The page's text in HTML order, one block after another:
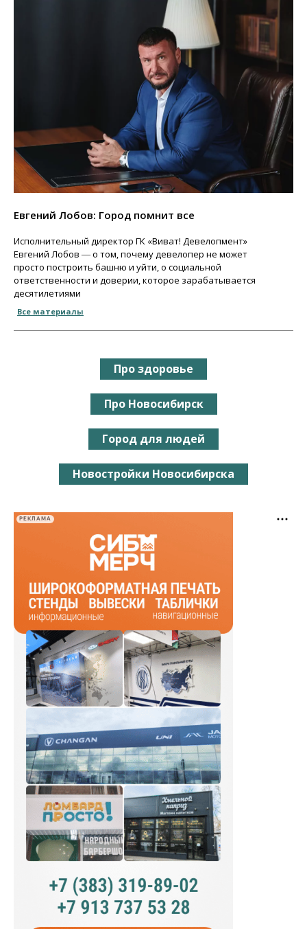
Евгений Лобов: Город помнит все
Исполнительный директор ГК «Виват! Девелопмент»
Евгений Лобов ― о том, почему девелопер не может
просто построить башню и уйти, о социальной
ответственности и доверии, которое зарабатывается
десятилетиями
Все материалы
Про здоровье
Про Новосибирск
Город для людей
Новостройки Новосибирска
РЕКЛАМА